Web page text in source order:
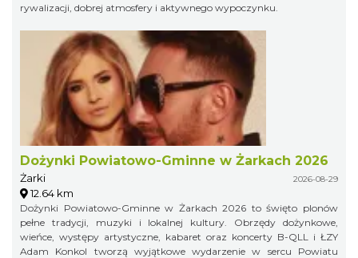
rywalizacji, dobrej atmosfery i aktywnego wypoczynku.
Dożynki Powiatowo-Gminne w Żarkach 2026
Żarki 2026-08-29
12.64 km
Dożynki Powiatowo-Gminne w Żarkach 2026 to święto plonów
pełne tradycji, muzyki i lokalnej kultury. Obrzędy dożynkowe,
wieńce, występy artystyczne, kabaret oraz koncerty B-QLL i ŁZY
Adam Konkol tworzą wyjątkowe wydarzenie w sercu Powiatu